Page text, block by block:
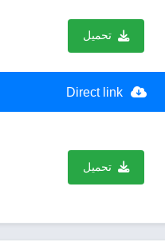
تحميل
Direct link
تحميل